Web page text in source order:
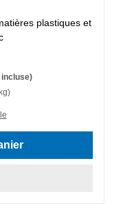
plastiques et
incluse)